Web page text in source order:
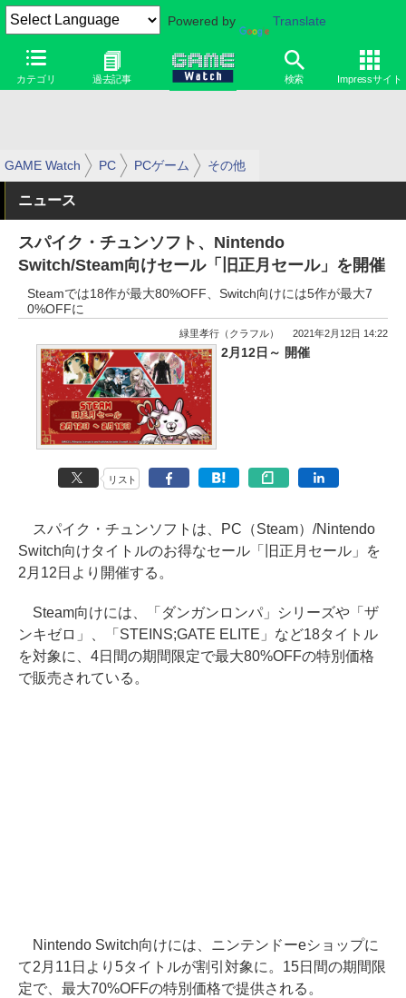
Powered by Translate
カテゴリ 過去記事 検索 Impressサイト
GAME Watch PC PCゲーム その他
ニュース
スパイク・チュンソフト、Nintendo
Switch/Steam向けセール「旧正月セール」を開催
Steamでは18作が最大80%OFF、Switch向けには5作が最大7
0%OFFに
緑里孝行（クラフル） 2021年2月12日 14:22
2月12日～ 開催
リスト
スパイク・チュンソフトは、PC（Steam）/Nintendo
Switch向けタイトルのお得なセール「旧正月セール」を
2月12日より開催する。
Steam向けには、「ダンガンロンパ」シリーズや「ザ
ンキゼロ」、「STEINS;GATE ELITE」など18タイトル
を対象に、4日間の期間限定で最大80%OFFの特別価格
で販売されている。
Nintendo Switch向けには、ニンテンドーeショップに
て2月11日より5タイトルが割引対象に。15日間の期間限
定で、最大70%OFFの特別価格で提供される。